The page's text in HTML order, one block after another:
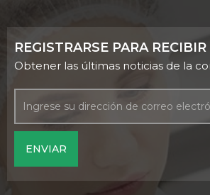
REGISTRARSE PARA
Obtener las últimas noticias de la